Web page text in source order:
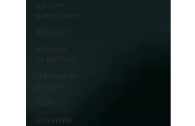
parfum
d'ambiance
diffusion
diffusion
de parfum
création de
parfum
université